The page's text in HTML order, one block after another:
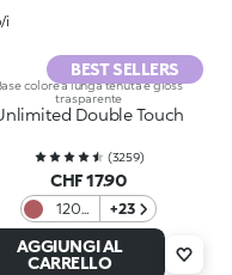
i
BEST SELLERS
colore a lunga tenuta e gloss
trasparente
Double Touch
(3259)
CHF 17.90
120
Rosa
Malva
+23
AGGIUNGI AL
CARRELLO